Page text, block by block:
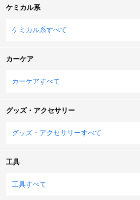
ケミカル系
ケミカル系すべて
カーケア
カーケアすべて
グッズ・アクセサリー
グッズ・アクセサリーすべて
工具
工具すべて